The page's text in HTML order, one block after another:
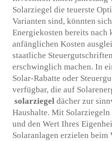
Solarziegel die teuerste
Varianten sind, könnten
Energiekosten bereits nach
anfänglichen Kosten
staatliche
erschwinglich machen. In
Solar-Rabatte oder
verfügbar, die auf
solarziegel dächer zur
Haushalte. Mit Solarziegeln
und den Wert Ihres
Solaranlagen erzielen